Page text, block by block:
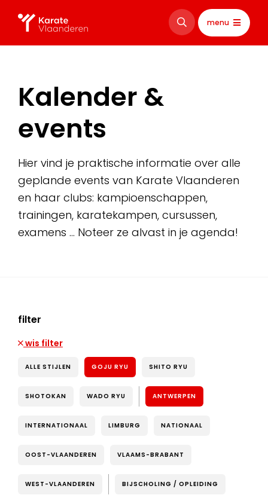
menu
Kalender &
events
Hier vind je praktische informatie over alle
geplande events van Karate Vlaanderen
en haar clubs: kampioenschappen,
trainingen, karatekampen, cursussen,
examens … Noteer ze alvast in je agenda!
filter
wis filter
ALLE STIJLEN GOJU RYU SHITO RYU
SHOTOKAN WADO RYU ANTWERPEN
INTERNATIONAAL LIMBURG NATIONAAL
OOST-VLAANDEREN VLAAMS-BRABANT
WEST-VLAANDEREN BIJSCHOLING / OPLEIDING